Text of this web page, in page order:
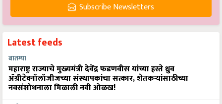
Subscribe Newsletters
Latest feeds
बातम्या
महाराष्ट्र राज्याचे मुख्यमंत्री देवेंद्र फडणवीस यांच्या हस्ते ध्रुव
ॲग्रीटेक्नॉलॉजीजच्या संस्थापकांचा सत्कार, शेतकऱ्यांसाठीच्या
नवसंशोधनाला मिळाली नवी ओळख!